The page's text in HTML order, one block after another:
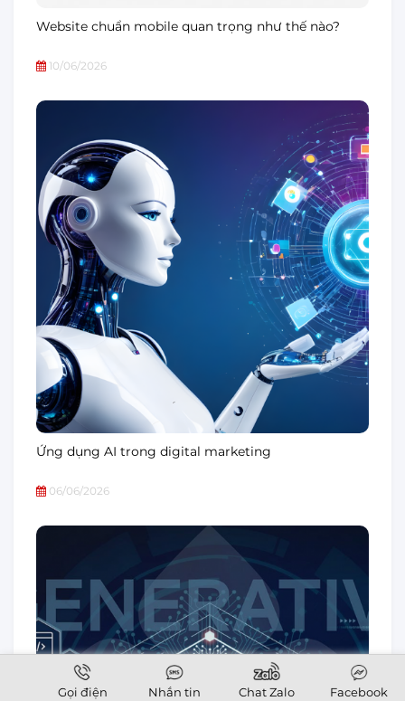
Website chuẩn mobile quan trọng như thế nào?
10/06/2026
Ứng dụng AI trong digital marketing
06/06/2026
Gọi điện Nhắn tin Chat Zalo Facebook